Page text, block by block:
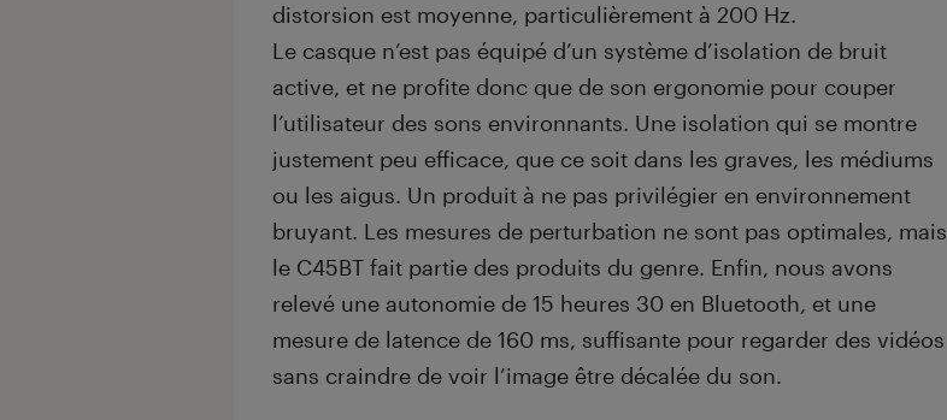
distorsion est moyenne, particulièrement à 200 Hz.
Le casque n’est pas équipé d’un système d’isolation de bruit
active, et ne profite donc que de son ergonomie pour couper
l’utilisateur des sons environnants. Une isolation qui se montre
justement peu efficace, que ce soit dans les graves, les médiums
ou les aigus. Un produit à ne pas privilégier en environnement
bruyant. Les mesures de perturbation ne sont pas optimales, mais
le C45BT fait partie des produits du genre. Enfin, nous avons
relevé une autonomie de 15 heures 30 en Bluetooth, et une
mesure de latence de 160 ms, suffisante pour regarder des vidéos
sans craindre de voir l’image être décalée du son.